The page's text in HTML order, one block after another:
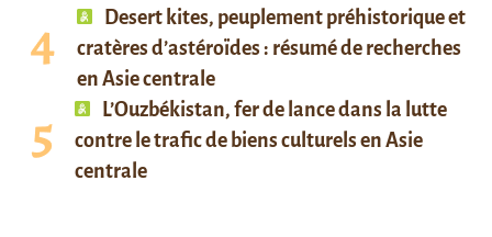
Desert kites, peuplement préhistorique et
cratères d’astéroïdes : résumé de recherches
en Asie centrale
L’Ouzbékistan, fer de lance dans la lutte
contre le trafic de biens culturels en Asie
centrale